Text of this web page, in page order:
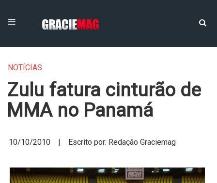
NOTÍCIAS
Zulu fatura cinturão de
MMA no Panamá
10/10/2010 | Escrito por: Redação Graciemag